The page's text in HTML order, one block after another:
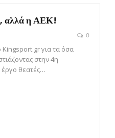
αλλά η ΑΕΚ!
0
για τα όσα
στην 4η
έργο θεατές…